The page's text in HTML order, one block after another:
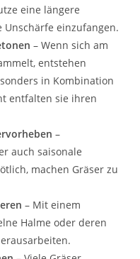
eine längere
Unschärfe einzufangen.
– Wenn sich am
entstehen
in Kombination
entfalten sie ihren
–
auch saisonale
machen Gräser zu
– Mit einem
Halme oder deren